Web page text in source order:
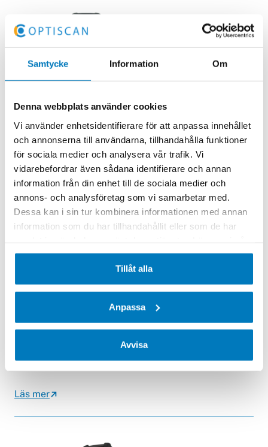
Samtycke Information Om
Denna webbplats använder cookies
Vi använder enhetsidentifierare för att anpassa innehållet
och annonserna till användarna, tillhandahålla funktioner
för sociala medier och analysera vår trafik. Vi
vidarebefordrar även sådana identifierare och annan
information från din enhet till de sociala medier och
annons- och analysföretag som vi samarbetar med.
Dessa kan i sin tur kombinera informationen med annan
information som du har tillhandahållit eller som de har
integritetspolicy.
Tillåt alla
Anpassa
Avvisa
Zebra MC27
Läs mer
Zebra MC33x
Läs mer